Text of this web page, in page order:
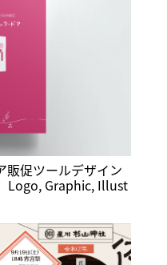
販促ツールデザイン
Logo, Graphic, Illust